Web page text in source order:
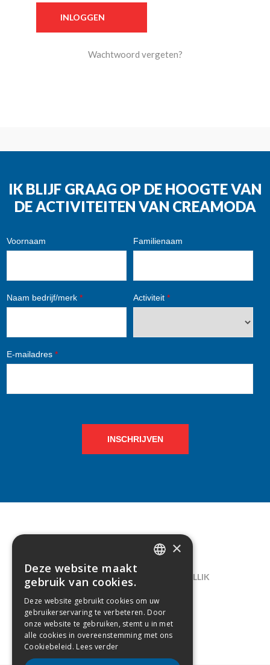
Wachtwoord vergeten?
IK BLIJF GRAAG OP DE HOOGTE VAN
DE ACTIVITEITEN VAN CREAMODA
Voornaam Familienaam
Naam bedrijf/merk * Activiteit *
E-mailadres *
INSCHRIJVEN
CONTACT
LELIEGAARDE 22, B-1731 ZELLIK
02/238.10.11
INFO@CREAMODA.BE
BE0407.694.265
×
Deze website maakt
gebruik van cookies.
Deze website gebruikt cookies om uw
gebruikerservaring te verbeteren. Door
onze website te gebruiken, stemt u in met
alle cookies in overeenstemming met ons
Cookiebeleid. Lees verder